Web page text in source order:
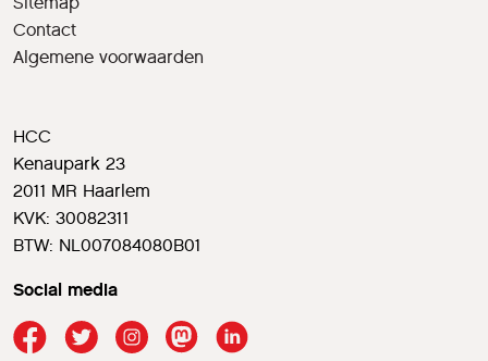
Contact
Algemene voorwaarden
HCC
Kenaupark 23
2011 MR Haarlem
KVK: 30082311
BTW: NL007084080B01
Social media